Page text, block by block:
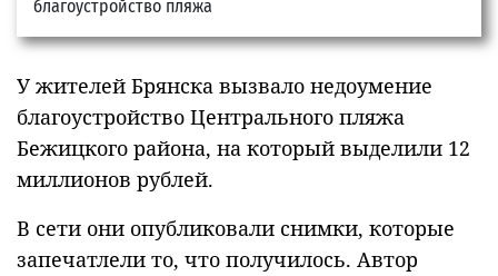
У жителей Брянска вызвало недоумение
благоустройство Центрального пляжа
Бежицкого района, на который выделили 12
миллионов рублей.
В сети они опубликовали снимки, которые
запечатлели то, что получилось. Автор